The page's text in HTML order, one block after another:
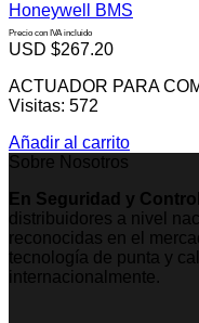
Honeywell BMS
Precio con IVA incluido
USD $267.20
ACTUADOR PARA
Visitas: 572
Añadir al carrito
Sobre Nosotros
En Seguridad y Control
distribuidores a nivel
reconocidas en el
tecnología de punta y
internacionalmente.